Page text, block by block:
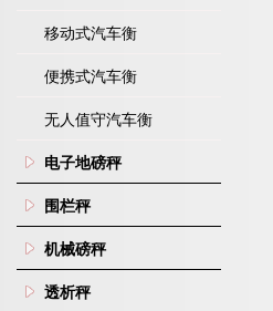
移动式汽车衡
便携式汽车衡
无人值守汽车衡
电子地磅秤
围栏秤
机械磅秤
透析秤